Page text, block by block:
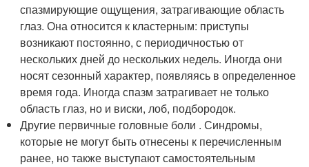
спазмирующие ощущения, затрагивающие область
глаз. Она относится к кластерным: приступы
возникают постоянно, с периодичностью от
нескольких дней до нескольких недель. Иногда они
носят сезонный характер, появляясь в определенное
время года. Иногда спазм затрагивает не только
область глаз, но и виски, лоб, подбородок.
Другие первичные головные боли . Синдромы,
которые не могут быть отнесены к перечисленным
ранее, но также выступают самостоятельным